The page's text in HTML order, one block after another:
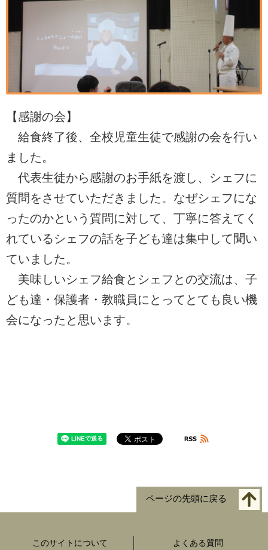
【感謝の会】
給食終了後、全校児童生徒で感謝の会を行い
ました。
代表生徒から感謝のお手紙を渡し、シェフに
質問をさせていただきました。なぜシェフにな
ったのかという質問に対して、丁寧に答えてく
れているシェフの話を子ども達は集中して聞い
ていました。
美味しいシェフ給食とシェフとの交流は、子
ども達・保護者・教職員にとってとても良い機
会になったと思います。
ページの先頭に戻る
このサイトについて よくある質問